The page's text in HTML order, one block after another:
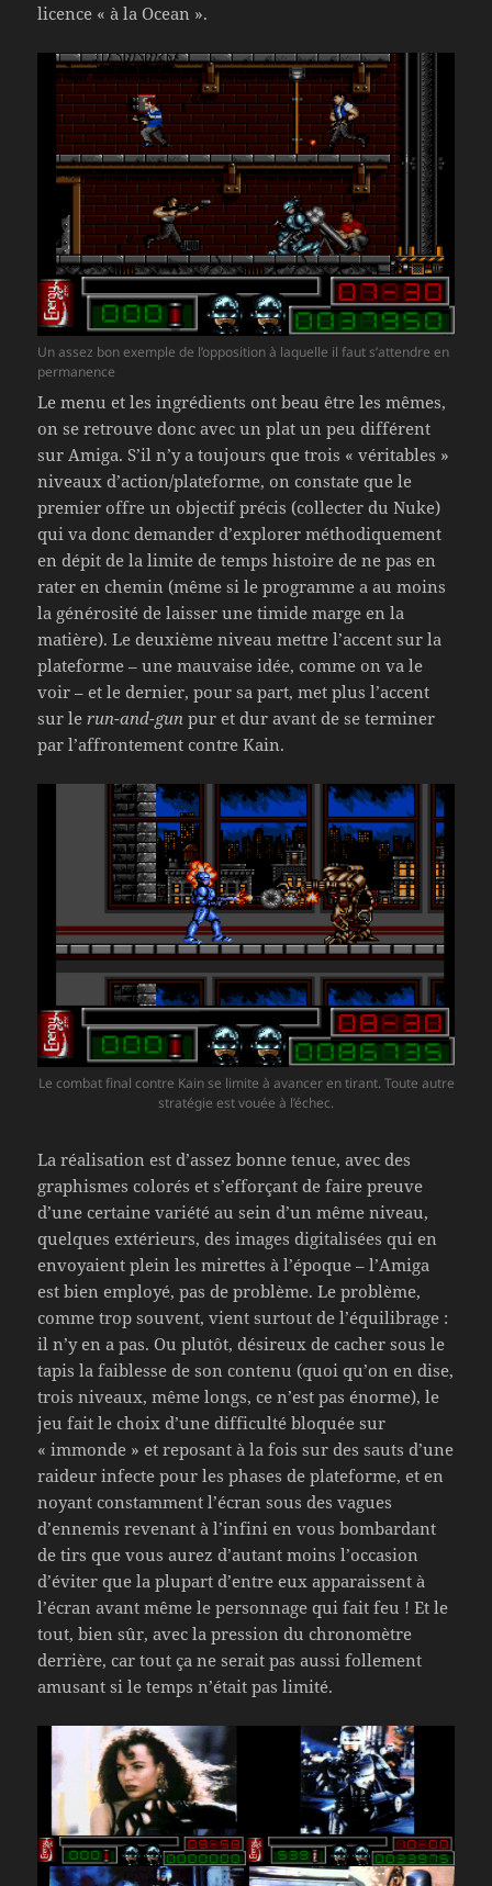
licence « à la Ocean ».
Un assez bon exemple de l’opposition à laquelle il faut s’attendre en
permanence
Le menu et les ingrédients ont beau être les mêmes,
on se retrouve donc avec un plat un peu différent
sur Amiga. S’il n’y a toujours que trois « véritables »
niveaux d’action/plateforme, on constate que le
premier offre un objectif précis (collecter du Nuke)
qui va donc demander d’explorer méthodiquement
en dépit de la limite de temps histoire de ne pas en
rater en chemin (même si le programme a au moins
la générosité de laisser une timide marge en la
matière). Le deuxième niveau mettre l’accent sur la
plateforme – une mauvaise idée, comme on va le
voir – et le dernier, pour sa part, met plus l’accent
sur lerun-and-gun pur et dur avant de se terminer
par l’affrontement contre Kain.
Le combat final contre Kain se limite à avancer en tirant. Toute autre
stratégie est vouée à l’échec.
La réalisation est d’assez bonne tenue, avec des
graphismes colorés et s’efforçant de faire preuve
d’une certaine variété au sein d’un même niveau,
quelques extérieurs, des images digitalisées qui en
envoyaient plein les mirettes à l’époque – l’Amiga
est bien employé, pas de problème. Le problème,
comme trop souvent, vient surtout de l’équilibrage :
il n’y en a pas. Ou plutôt, désireux de cacher sous le
tapis la faiblesse de son contenu (quoi qu’on en dise,
trois niveaux, même longs, ce n’est pas énorme), le
jeu fait le choix d’une difficulté bloquée sur
« immonde » et reposant à la fois sur des sauts d’une
raideur infecte pour les phases de plateforme, et en
noyant constamment l’écran sous des vagues
d’ennemis revenant à l’infini en vous bombardant
de tirs que vous aurez d’autant moins l’occasion
d’éviter que la plupart d’entre eux apparaissent à
l’écran avant même le personnage qui fait feu ! Et le
tout, bien sûr, avec la pression du chronomètre
derrière, car tout ça ne serait pas aussi follement
amusant si le temps n’était pas limité.